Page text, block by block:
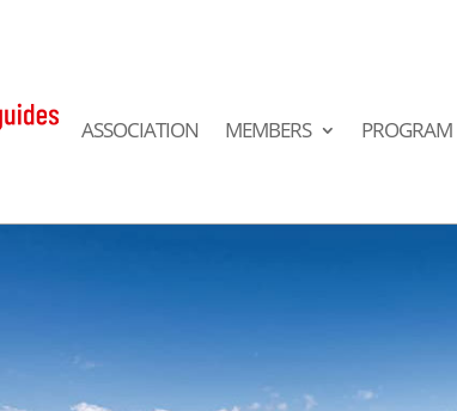
ASSOCIATION MEMBERS PROGRAM